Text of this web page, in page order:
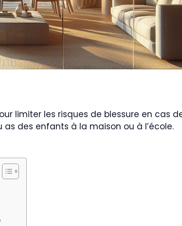
limiter les risques de blessure en cas
des enfants à la maison ou à l’école.